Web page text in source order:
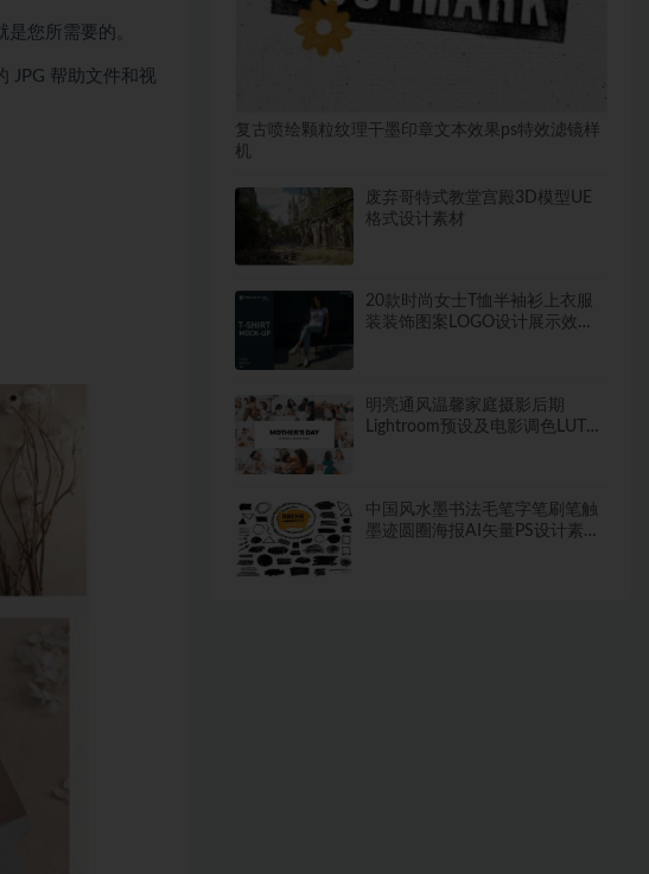
您所需要的。
JPG 帮助文件和视
复古喷绘颗粒纹理干墨印章文本效果ps特效滤镜样
机
废弃哥特式教堂宫殿3D模型UE
格式设计素材
20款时尚女士T恤半袖衫上衣服
装装饰图案LOGO设计展示效果
明亮通风温馨家庭摄影后期
Lightroom预设及电影调色LUT预
中国风水墨书法毛笔字笔刷笔触
墨迹圆圈海报AI矢量PS设计素材